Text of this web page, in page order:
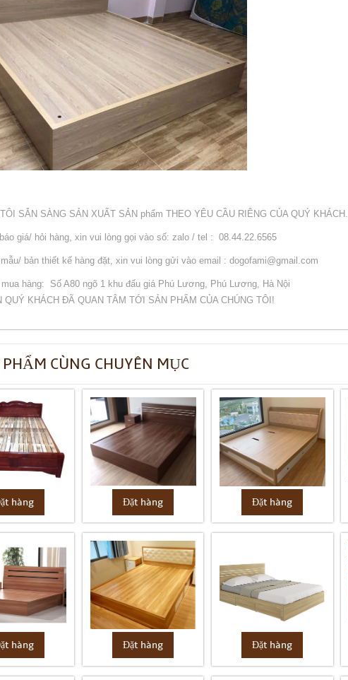
SẴN SÀNG SẢN XUẤT SẢN phẩm THEO YÊU CẦU RIÊNG CỦA QUÝ KHÁCH.
giá/ hỏi hàng, xin vui lòng gọi vào số: zalo / tel : 08.44.22.6565
bản thiết kế hàng đặt, xin vui lòng gửi vào email : dogofami@gmail.com
hàng: Số A80 ngõ 1 khu đấu giá Phú Lương, Phú Lương, Hà Nội
QUÝ KHÁCH ĐÃ QUAN TÂM TỚI SẢN PHẨM CỦA CHÚNG TÔI!
CÙNG CHUYÊN MỤC
hàng Đặt hàng Đặt hàng
hàng Đặt hàng Đặt hàng